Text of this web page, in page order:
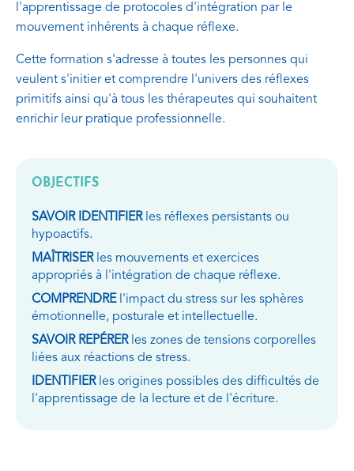
l'apprentissage de protocoles d'intégration par le
mouvement inhérents à chaque réflexe.
Cette formation s'adresse à toutes les personnes qui
veulent s'initier et comprendre l'univers des réflexes
primitifs ainsi qu'à tous les thérapeutes qui souhaitent
enrichir leur pratique professionnelle.
OBJECTIFS
SAVOIR IDENTIFIERles réflexes persistants ou
hypoactifs.
MAÎTRISERles mouvements et exercices
appropriés à l'intégration de chaque réflexe.
COMPRENDREl'impact du stress sur les sphères
émotionnelle, posturale et intellectuelle.
SAVOIR REPÉRERles zones de tensions corporelles
liées aux réactions de stress.
IDENTIFIERles origines possibles des difficultés de
l'apprentissage de la lecture et de l'écriture.